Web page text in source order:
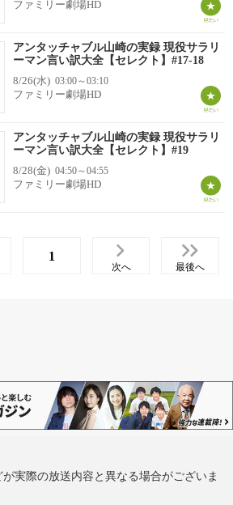
ファミリー劇場HD
アンタッチャブル山崎の実録 現役サラリ
ーマン言い訳大全【セレクト】#17-18
8/26(水) 03:00～03:10
ファミリー劇場HD
アンタッチャブル山崎の実録 現役サラリ
ーマン言い訳大全【セレクト】#19
8/28(金) 04:50～04:55
ファミリー劇場HD
1
次へ 最後へ
実際の放送内容と異なる場合がございま